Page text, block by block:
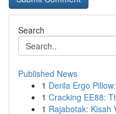
Search
Published News
1 Derila Ergo
1 Cracking EE88:
1 Rajabotak: Kisah